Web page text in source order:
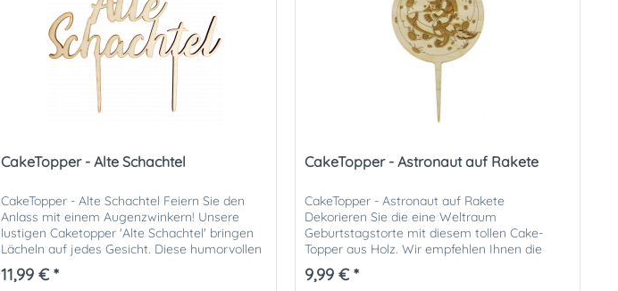
CakeTopper - Alte Schachtel
CakeTopper - Alte Schachtel Feiern Sie den
Anlass mit einem Augenzwinkern! Unsere
lustigen Caketopper 'Alte Schachtel' bringen
Lächeln auf jedes Gesicht. Diese humorvollen
Holz-Caketopper sind...
11,99 € *
CakeTopper - Astronaut auf Rakete
CakeTopper - Astronaut auf Rakete
Dekorieren Sie die eine Weltraum
Geburtstagstorte mit diesem tollen Cake-
Topper aus Holz. Wir empfehlen Ihnen die
Stiele mit einem Schutz (wie zum Beispiel
einem...
9,99 € *